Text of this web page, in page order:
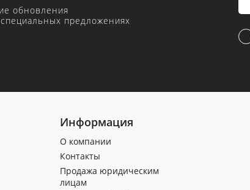
обновления
предложениях
Информация
О компании
Контакты
Продажа юридическим
лицам